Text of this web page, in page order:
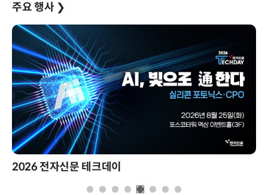
주요 행사 ❯
제8회 AI정부 혁신 콘퍼런스